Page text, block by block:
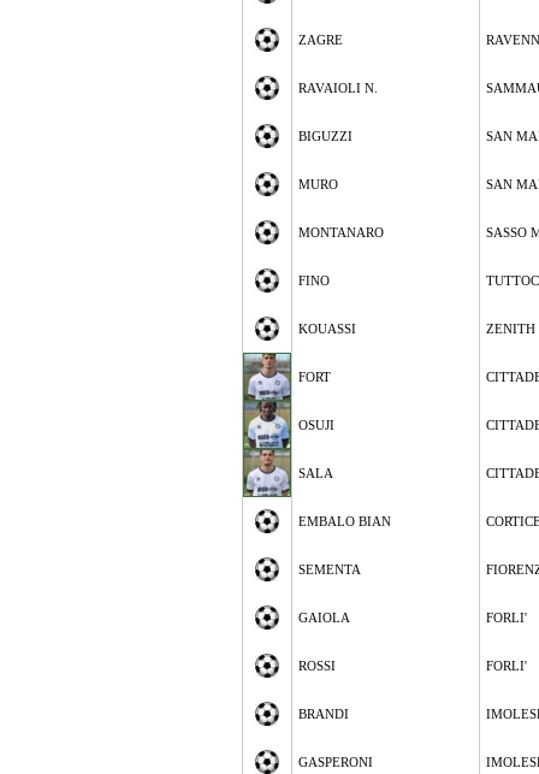
ZAGRE
RAVAIOLI N.
BIGUZZI SAN
MURO SAN
MONTANARO SASSO
FINO
KOUASSI ZENITH
FORT
OSUJI
SALA
EMBALO BIAN
SEMENTA
GAIOLA FORLI'
ROSSI FORLI'
BRANDI
GASPERONI